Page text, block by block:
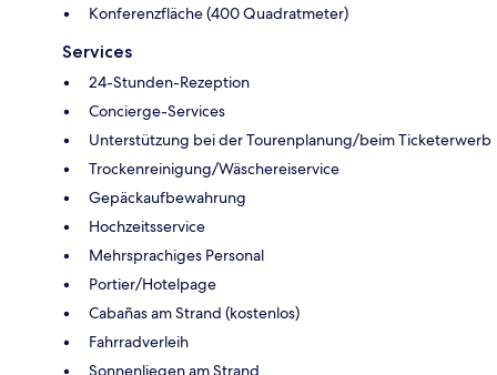
Konferenzfläche (400 Quadratmeter)
Services
24-Stunden-Rezeption
Concierge-Services
Unterstützung bei der Tourenplanung/beim Ticketerwerb
Trockenreinigung/Wäschereiservice
Gepäckaufbewahrung
Hochzeitsservice
Mehrsprachiges Personal
Portier/Hotelpage
Cabañas am Strand (kostenlos)
Fahrradverleih
Sonnenliegen am Strand